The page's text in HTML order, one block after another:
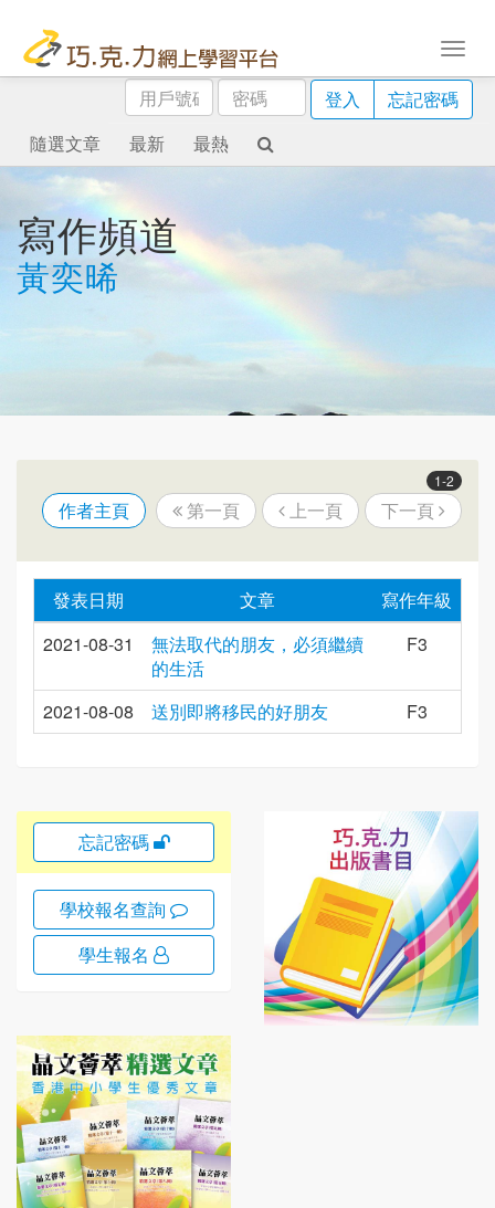
用
戶
號
碼
密
碼
登入
忘記密碼
隨選文章
最新 最熱
寫作頻道
黃奕晞
1-2
作者主頁 第一頁 上一頁 下一頁
發表日期 文章
寫作年級
2021-08-31
無法取代的朋友，必須繼續
的生活
F3
2021-08-08 送別即將移民的好朋友 F3
忘記密碼
學校報名查詢
學生報名